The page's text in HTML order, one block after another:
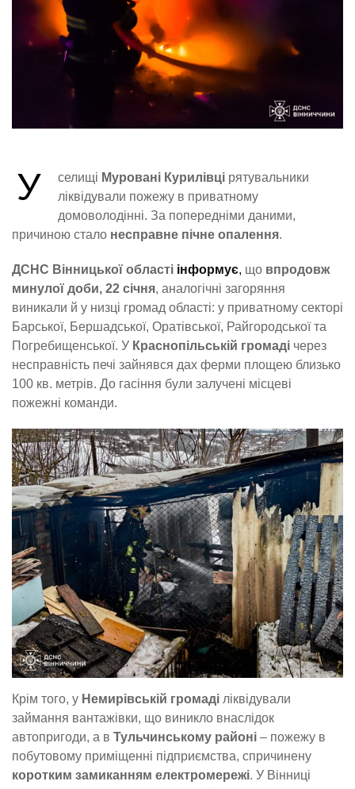
У селищі Муровані Курилівці рятувальники
ліквідували пожежу в приватному
домоволодінні. За попередніми даними,
причиною стало несправне пічне опалення.
ДСНС Вінницької області інформує, що впродовж
минулої доби, 22 січня, аналогічні загоряння
виникали й у низці громад області: у приватному секторі
Барської, Бершадської, Оратівської, Райгородської та
Погребищенської. У Краснопільській громаді через
несправність печі зайнявся дах ферми площею близько
100 кв. метрів. До гасіння були залучені місцеві
пожежні команди.
Крім того, у Немирівській громаді ліквідували
займання вантажівки, що виникло внаслідок
автопригоди, а в Тульчинському районі – пожежу в
побутовому приміщенні підприємства, спричинену
коротким замиканням електромережі. У Вінниці